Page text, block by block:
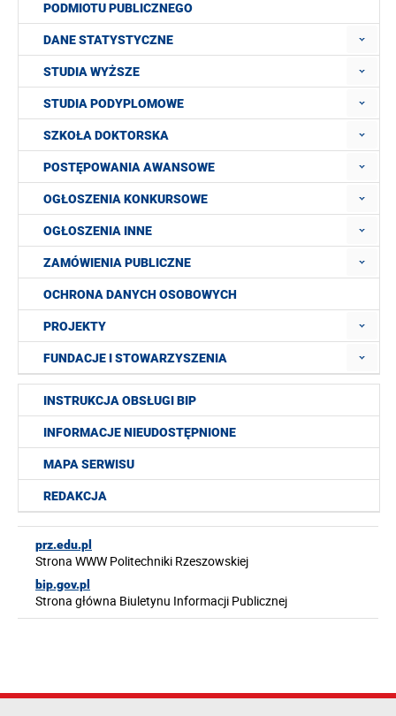
PODMIOTU PUBLICZNEGO
DANE STATYSTYCZNE
STUDIA WYŻSZE
STUDIA PODYPLOMOWE
SZKOŁA DOKTORSKA
POSTĘPOWANIA AWANSOWE
OGŁOSZENIA KONKURSOWE
OGŁOSZENIA INNE
ZAMÓWIENIA PUBLICZNE
OCHRONA DANYCH OSOBOWYCH
PROJEKTY
FUNDACJE I STOWARZYSZENIA
INSTRUKCJA OBSŁUGI BIP
INFORMACJE NIEUDOSTĘPNIONE
MAPA SERWISU
REDAKCJA
prz.edu.pl
Strona WWW Politechniki Rzeszowskiej
bip.gov.pl
Strona główna Biuletynu Informacji Publicznej